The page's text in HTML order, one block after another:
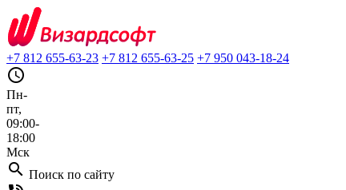
+7 812 655-63-23 +7 812 655-63-25 +7 950 043-18-24
query_builder
Пн-
пт,
09:00-
18:00
Мск
search Поиск по сайту